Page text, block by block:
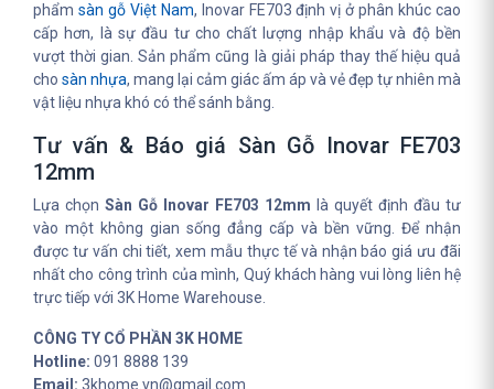
phẩm sàn gỗ Việt Nam, Inovar FE703 định vị ở phân khúc cao
cấp hơn, là sự đầu tư cho chất lượng nhập khẩu và độ bền
vượt thời gian. Sản phẩm cũng là giải pháp thay thế hiệu quả
cho sàn nhựa, mang lại cảm giác ấm áp và vẻ đẹp tự nhiên mà
vật liệu nhựa khó có thể sánh bằng.
Tư vấn & Báo giá Sàn Gỗ Inovar FE703
12mm
Lựa chọn Sàn Gỗ Inovar FE703 12mm là quyết định đầu tư
vào một không gian sống đẳng cấp và bền vững. Để nhận
được tư vấn chi tiết, xem mẫu thực tế và nhận báo giá ưu đãi
nhất cho công trình của mình, Quý khách hàng vui lòng liên hệ
trực tiếp với 3K Home Warehouse.
CÔNG TY CỔ PHẦN 3K HOME
Hotline: 091 8888 139
Email: 3khome.vn@gmail.com